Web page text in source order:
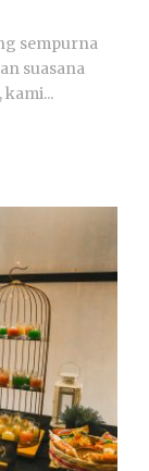
sempurna
suasana